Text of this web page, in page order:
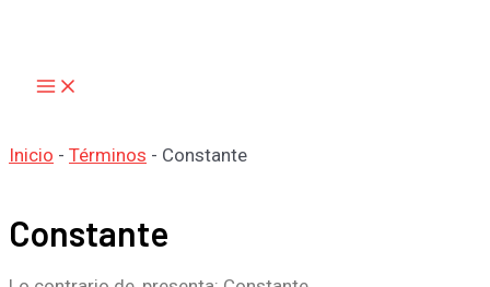
Inicio - Términos - Constante
Constante